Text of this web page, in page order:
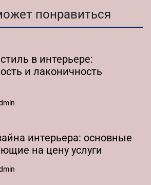
понравиться
в интерьере:
и лаконичность
интерьера: основные
на цену услуги